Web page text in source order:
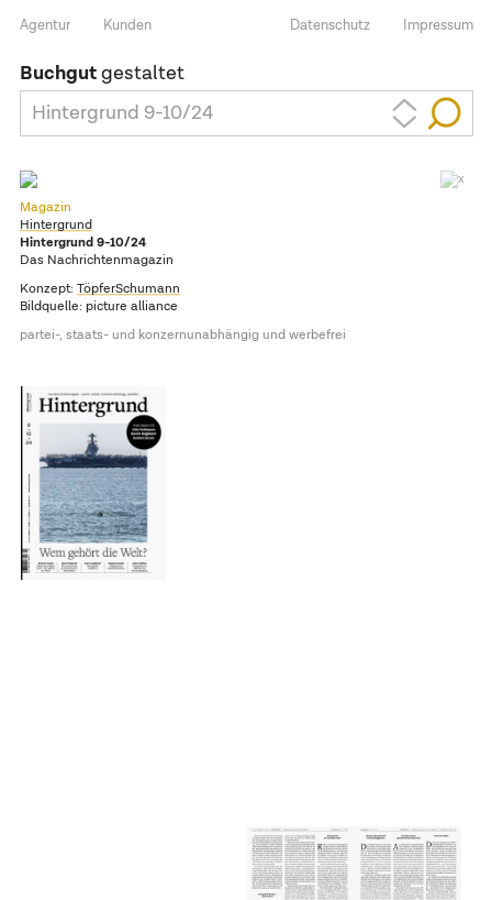
Agentur Kunden Impressum
Datenschutz
Buchgutgestaltet
Hintergrund 9-10/24
Magazin
Hintergrund
Hintergrund 9-10/24
Das Nachrichtenmagazin
Konzept: TöpferSchumann
Bildquelle: picture alliance
partei-, staats- und konzernunabhängig und werbefrei